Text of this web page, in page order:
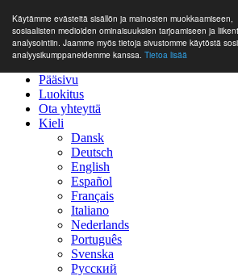
Käytämme evästeitä sisällön ja mainosten muokkaamiseen,
sosiaalisten medioiden ominaisuuksien tarjoamiseen ja
analysointiin. Jaamme myös tietoja sivustomme käytöstä
analyysikumppaneidemme kanssa. Tietoa lisää
Pääsivu
Luokitus
Ota yhteyttä
Kieli
Dansk
Deutsch
English
Español
Français
Italiano
Nederlands
Português
Svenska
Русский